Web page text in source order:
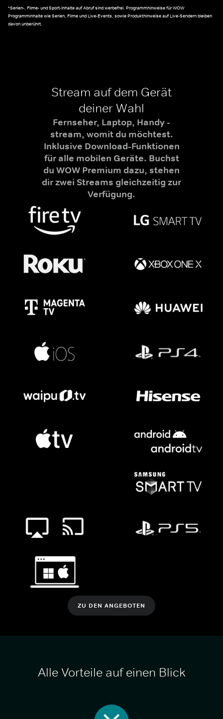
*Serien-, Filme- und Sport-Inhalte auf Abruf sind werbefrei. Programmhinweise für WOW
Programminhalte wie Serien, Filme und Live-Events, sowie Produkthinweise auf Live-Sendern bleiben
davon unberührt.
Stream auf dem Gerät
deiner Wahl
Fernseher, Laptop, Handy -
stream, womit du möchtest.
Inklusive Download-Funktionen
für alle mobilen Geräte. Buchst
du WOW Premium dazu, stehen
dir zwei Streams gleichzeitig zur
Verfügung.
ZU DEN ANGEBOTEN
Alle Vorteile auf einen Blick